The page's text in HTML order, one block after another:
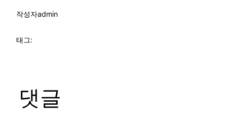
작성자admin
태그:
댓글